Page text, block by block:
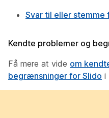
Svar til eller stemme
Kendte problemer og
Få mere at vide om
begrænsninger for Slido i